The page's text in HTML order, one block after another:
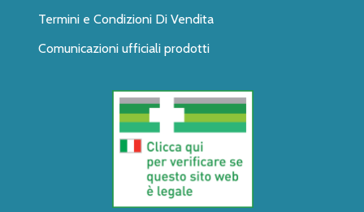
Termini e Condizioni Di Vendita
Comunicazioni ufficiali prodotti